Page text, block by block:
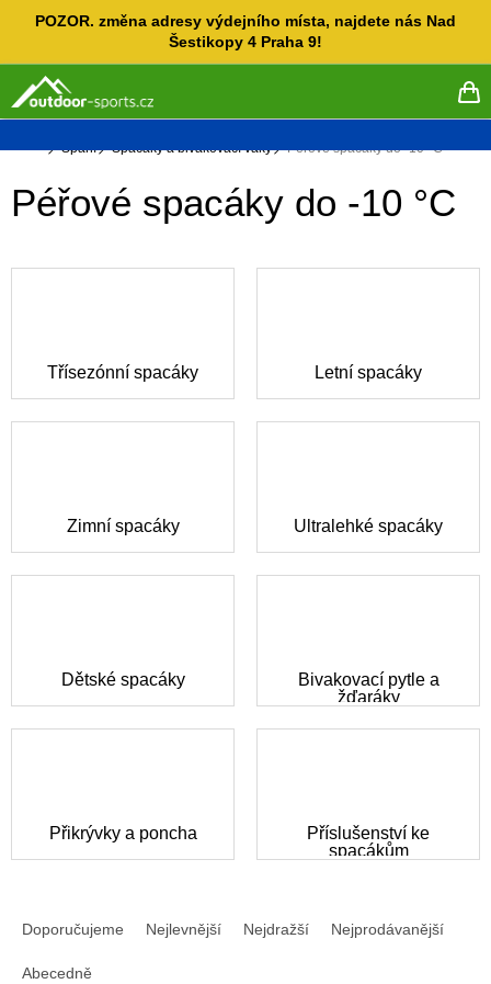
POZOR. změna adresy výdejního místa, najdete nás Nad
Šestikopy 4 Praha 9!
Domů
Spaní Spacáky a bivakovací vaky Péřové spacáky do -10 °C
Péřové spacáky do -10 °C
Třísezónní spacáky Letní spacáky
Zimní spacáky Ultralehké spacáky
Dětské spacáky
Bivakovací pytle a
žďaráky
Přikrývky a poncha
Příslušenství ke
spacákům
Doporučujeme Nejlevnější Nejdražší Nejprodávanější
Abecedně